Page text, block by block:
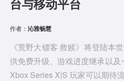
e
o
台与移动平台
作者： 沁雅畅慧
《荒野大镖客 救赎》将登陆本
供免费升级、游戏进度继承以
Xbox Series X|S 玩家可以期待